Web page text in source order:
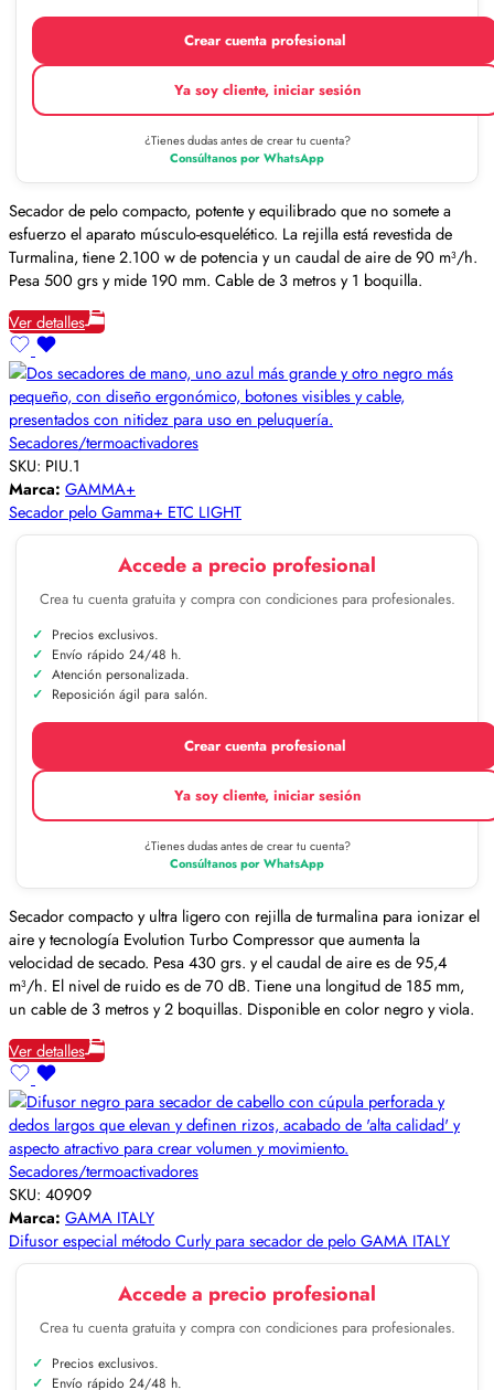
Crear cuenta profesional
Ya soy cliente, iniciar sesión
¿Tienes dudas antes de crear tu cuenta?
Consúltanos por WhatsApp
Secador de pelo compacto, potente y equilibrado que no somete a
esfuerzo el aparato músculo-esquelético. La rejilla está revestida de
Turmalina, tiene 2.100 w de potencia y un caudal de aire de 90 m³/h.
Pesa 500 grs y mide 190 mm. Cable de 3 metros y 1 boquilla.
Ver detalles
Secadores/termoactivadores
SKU: PIU.1
Marca: GAMMA+
Secador pelo Gamma+ ETC LIGHT
Accede a precio profesional
Crea tu cuenta gratuita y compra con condiciones para profesionales.
Precios exclusivos.
Envío rápido 24/48 h.
Atención personalizada.
Reposición ágil para salón.
Crear cuenta profesional
Ya soy cliente, iniciar sesión
¿Tienes dudas antes de crear tu cuenta?
Consúltanos por WhatsApp
Secador compacto y ultra ligero con rejilla de turmalina para ionizar el
aire y tecnología Evolution Turbo Compressor que aumenta la
velocidad de secado. Pesa 430 grs. y el caudal de aire es de 95,4
m³/h. El nivel de ruido es de 70 dB. Tiene una longitud de 185 mm,
un cable de 3 metros y 2 boquillas. Disponible en color negro y viola.
Ver detalles
Secadores/termoactivadores
SKU: 40909
Marca: GAMA ITALY
Difusor especial método Curly para secador de pelo GAMA ITALY
Accede a precio profesional
Crea tu cuenta gratuita y compra con condiciones para profesionales.
Precios exclusivos.
Envío rápido 24/48 h.